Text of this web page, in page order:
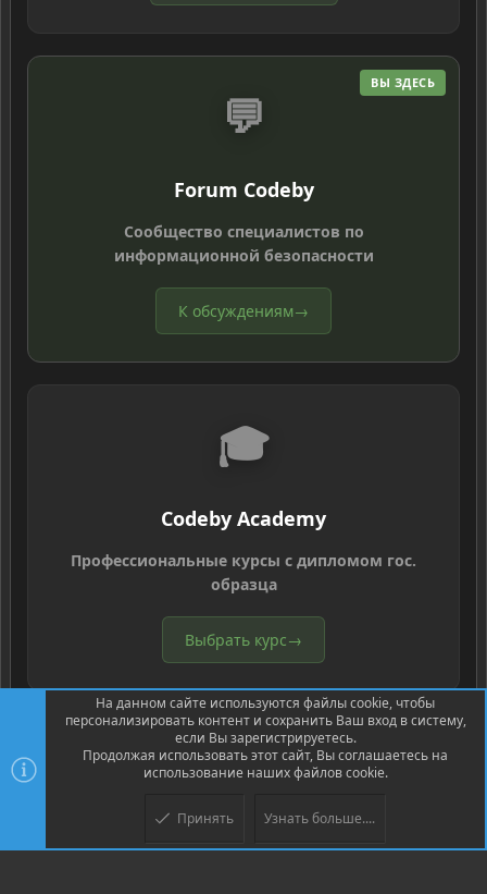
ВЫ ЗДЕСЬ
💬
Forum Codeby
Сообщество специалистов по
информационной безопасности
К обсуждениям→
🎓
Codeby Academy
Профессиональные курсы с дипломом гос.
образца
Выбрать курс→
Community platform by XenForo ® © 2010-2026 XenForo Ltd.
© Jason Axelrod of 8WAYRUN
На данном сайте используются файлы cookie, чтобы
персонализировать контент и сохранить Ваш вход в систему,
если Вы зарегистрируетесь.
Продолжая использовать этот сайт, Вы соглашаетесь на
использование наших файлов cookie.
Принять Узнать больше....